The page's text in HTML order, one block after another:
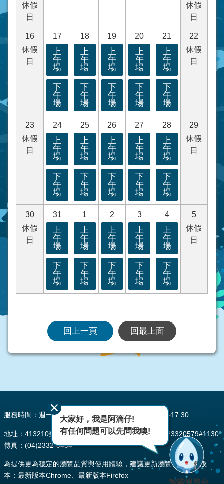
休假
日
休假
日
16
休假
日
17
上
午
場
下
午
場
18
上
午
場
下
午
場
19
上
午
場
下
午
場
20
上
午
場
下
午
場
21
上
午
場
下
午
場
22
休假
日
23
休假
日
24
上
午
場
下
午
場
25
上
午
場
下
午
場
26
上
午
場
下
午
場
27
上
午
場
下
午
場
28
上
午
場
下
午
場
29
休假
日
30
休假
日
31
上
午
場
下
午
場
1
上
午
場
下
午
場
2
上
午
場
下
午
場
3
上
午
場
下
午
場
4
上
午
場
下
午
場
5
休假
日
回上一頁 回最上面
服務時間：週一至週五 AM08:00~12:00 PM13:30~17:30
地址：413210臺中市霧峰區峰堤路195號 電話：(04)23320579#1130
傳真：(04)2332-0484
為提供更為穩定的瀏覽品質與使用體驗，建議更新瀏覽器至以下版
本：最新版本Chrome、最新版本Firefox
大家好，我是阿滴仔!
有任何問題可以先問我噢!
智能服務台